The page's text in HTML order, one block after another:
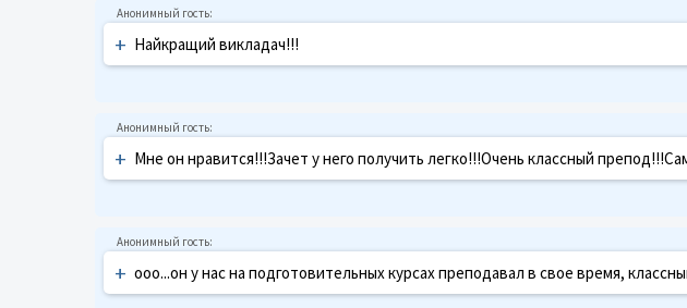
+ Найкращий викладач!!!
+ Мне он нравится!!!Зачет у него получить легко!!!Очень классный
+ ооо...он у нас на подготовительных курсах преподавал в свое время,